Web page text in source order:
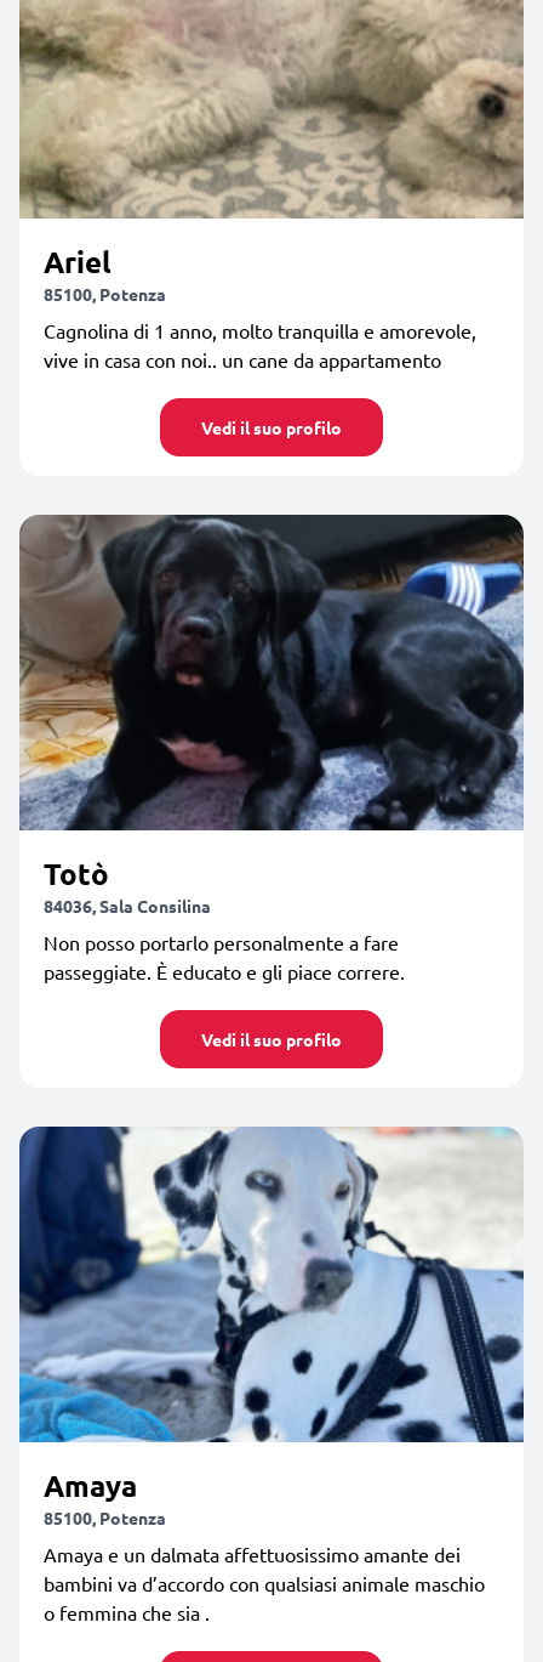
Ariel
85100, Potenza
Cagnolina di 1 anno, molto tranquilla e amorevole,
vive in casa con noi.. un cane da appartamento
Vedi il suo profilo
Totò
84036, Sala Consilina
Non posso portarlo personalmente a fare
passeggiate. È educato e gli piace correre.
Vedi il suo profilo
Amaya
85100, Potenza
Amaya e un dalmata affettuosissimo amante dei
bambini va d’accordo con qualsiasi animale maschio
o femmina che sia .